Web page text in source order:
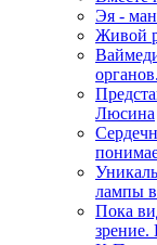
Эя -
Живой
органов.
Люсина
лампы
Пока
зрение.